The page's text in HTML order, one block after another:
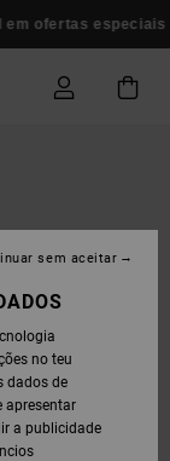
ofertas especiais
no teu
dados de
apresentar
a publicidade
sem aceitar